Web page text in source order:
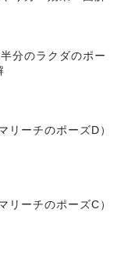
分のラクダのポー
リーチのポーズD）
リーチのポーズC）